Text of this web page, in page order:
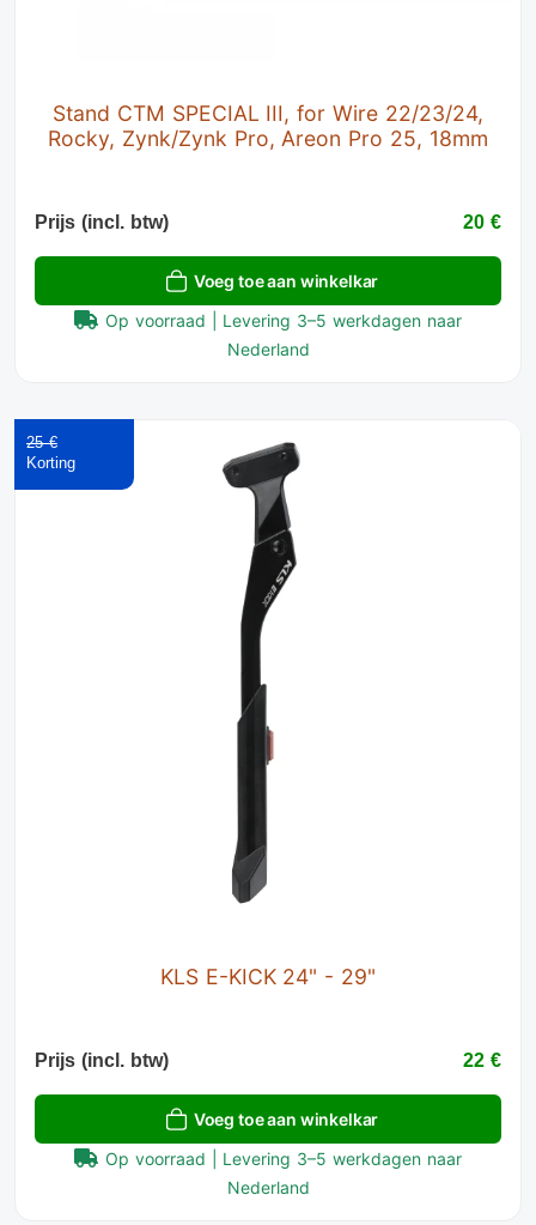
Stand CTM SPECIAL III, for Wire 22/23/24,
Rocky, Zynk/Zynk Pro, Areon Pro 25, 18mm
Prijs (incl. btw) 20 €
Voeg toe aan winkelkar
Op voorraad | Levering 3–5 werkdagen naar
Nederland
KLS E-KICK 24" - 29"
25 €
Prijs (incl. btw) 22 €
Voeg toe aan winkelkar
Op voorraad | Levering 3–5 werkdagen naar
Nederland